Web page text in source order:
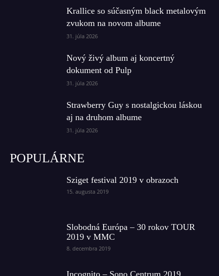
Krallice so súčasným black metalovým
zvukom na novom albume
31. júla 2026
Nový živý album aj koncertný
dokument od Pulp
31. júla 2026
Strawberry Guy s nostalgickou láskou
aj na druhom albume
31. júla 2026
POPULÁRNE
Sziget festival 2019 v obrazoch
15. augusta 2019
Slobodná Európa – 30 rokov TOUR
2019 v MMC
8. decembra 2019
Incognito – Sono Centrum 2019